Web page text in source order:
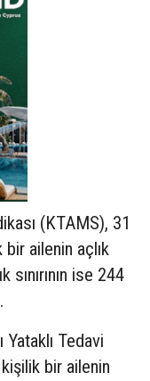
(KTAMS), 31
ailenin açlık
sınırının ise 244
Yataklı Tedavi
bir ailenin